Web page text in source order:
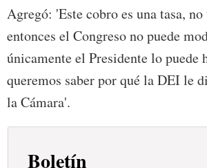
Agregó: 'Este cobro es una tasa,
entonces el Congreso no puede
únicamente el Presidente lo puede
queremos saber por qué la DEI le
la Cámara'.
Boletín